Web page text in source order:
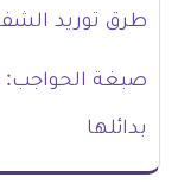
طرق توريد
صبغة
بدائلها